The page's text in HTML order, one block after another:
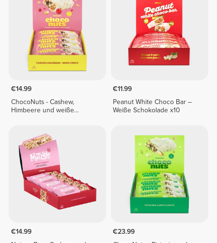
€14.99
ChocoNuts - Cashew,
Himbeere und weiße
€11.99
Peanut White Choco Bar –
Weiße Schokolade x10
€14.99
€23.99